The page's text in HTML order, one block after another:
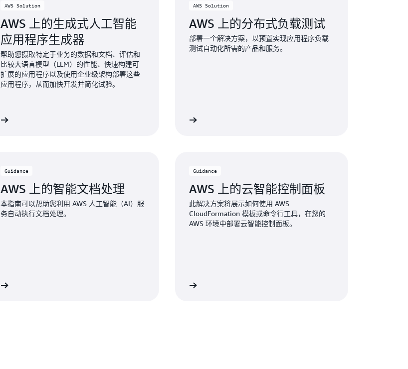
AWS Solution
AWS 上的生成式人工智能
应用程序生成器
帮助您摄取特定于业务的数据和文档、评估和
比较大语言模型（LLM）的性能、快速构建可
扩展的应用程序以及使用企业级架构部署这些
应用程序，从而加快开发并简化试验。
AWS Solution
AWS 上的分布式负载测试
部署一个解决方案，以预置实现应用程序负载
测试自动化所需的产品和服务。
Guidance
AWS 上的智能文档处理
本指南可以帮助您利用 AWS 人工智能（AI）服
务自动执行文档处理。
Guidance
AWS 上的云智能控制面板
此解决方案将展示如何使用 AWS
CloudFormation 模板或命令行工具，在您的
AWS 环境中部署云智能控制面板。